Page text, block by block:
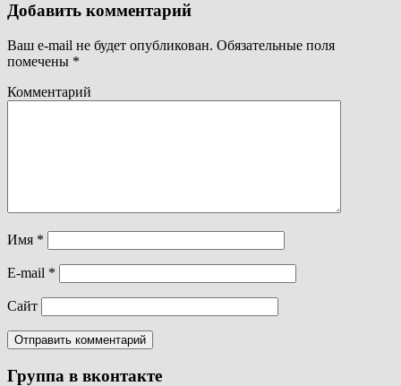
Добавить комментарий
Ваш e-mail не будет опубликован. Обязательные поля
помечены *
Комментарий
Имя *
E-mail *
Сайт
Группа в вконтакте